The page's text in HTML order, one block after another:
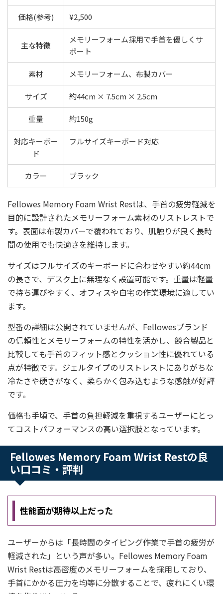
価格(参考) ¥2,500
主な特徴
メモリーフォーム採用で手首を優しくサ
ポート
素材 メモリーフォーム、布製カバー
サイズ 約44cm × 7.5cm × 2.5cm
重量 約150g
対応キーボー
ド
フルサイズキーボード対応
カラー ブラック
Fellowes Memory Foam Wrist Restは、手首の疲労軽減を
目的に設計されたメモリーフォーム素材のリストレストで
す。表面は布製カバーで覆われており、肌触りが良く長時
間の使用でも快適さを維持します。
サイズはフルサイズのキーボードに合わせやすい約44cm
の長さで、デスク上に無理なく設置可能です。重量は軽量
で持ち運びやすく、オフィスや自宅の作業環境に適してい
ます。
型番の詳細は公開されていませんが、Fellowesブランド
の信頼性とメモリーフォームの特性を活かし、競合製品と
比較しても手首のフィット感とクッション性に優れている
点が特徴です。ジェルタイプのリストレストにありがちな
冷たさや硬さがなく、柔らかく包み込むような感触が好評
です。
価格も手頃で、手首の負担軽減を重視するユーザーにとっ
てコストパフォーマンスの高い選択肢となっています。
Fellowes Memory Foam Wrist Restの良
い口コミ・評判
性能面が期待以上だった
ユーザーからは「長時間のタイピング作業で手首の疲労が
軽減された」という声が多い。Fellowes Memory Foam
Wrist Restは高密度のメモリーフォームを採用しており、
手首にかかる圧力を均等に分散することで、疲れにくい環